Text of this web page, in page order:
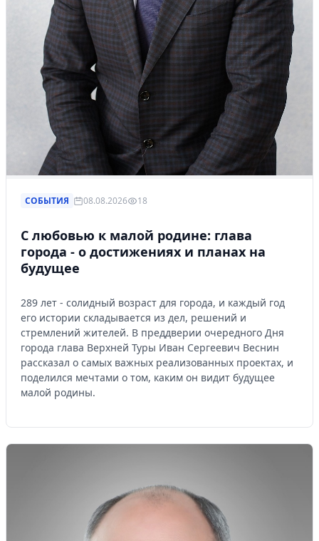
СОБЫТИЯ 08.08.2026 18
С любовью к малой родине: глава
города - о достижениях и планах на
будущее
289 лет - солидный возраст для города, и каждый год
его истории складывается из дел, решений и
стремлений жителей. В преддверии очередного Дня
города глава Верхней Туры Иван Сергеевич Веснин
рассказал о самых важных реализованных проектах, и
поделился мечтами о том, каким он видит будущее
малой родины.